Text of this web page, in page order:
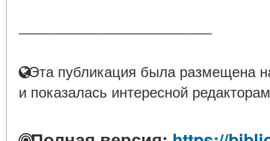
Эта публикация была размещена
и показалась интересной